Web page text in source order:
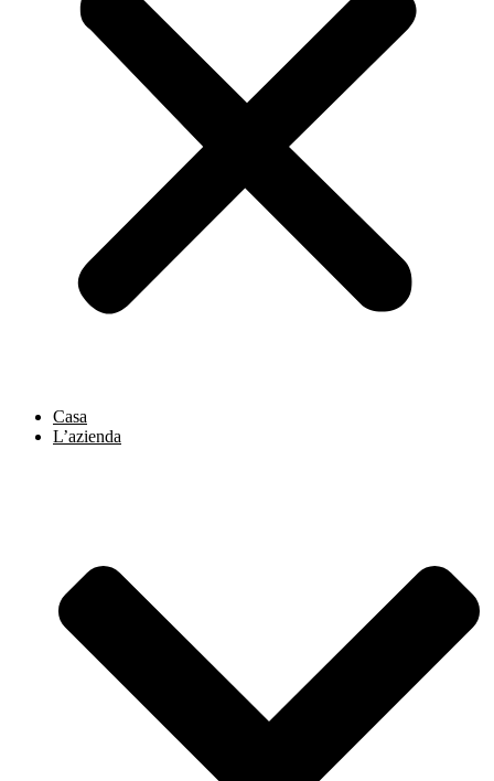
Casa
L’azienda